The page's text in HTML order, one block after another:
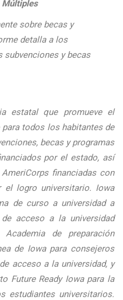
Múltiples
sobre becas y
detalla a los
subvenciones y becas
estatal que promueve el
todos los habitantes de
becas y programas
por el estado, así
financiadas con
el logro universitario. Iowa
de curso a universidad a
acceso a la universidad
de preparación
de Iowa para consejeros
acceso a la universidad, y
Future Ready Iowa para la
estudiantes universitarios.